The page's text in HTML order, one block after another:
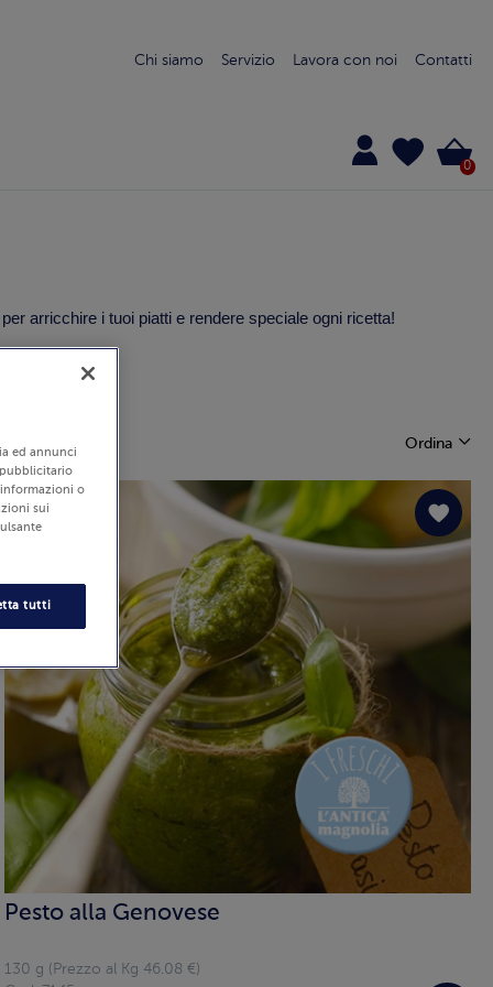
Chi siamo Servizio Lavora con noi Contatti
0
arricchire i tuoi piatti e rendere speciale ogni ricetta!
Ordina
Pesto alla Genovese
130 g (Prezzo al Kg 46.08 €)
ed annunci
o
sui
tutti